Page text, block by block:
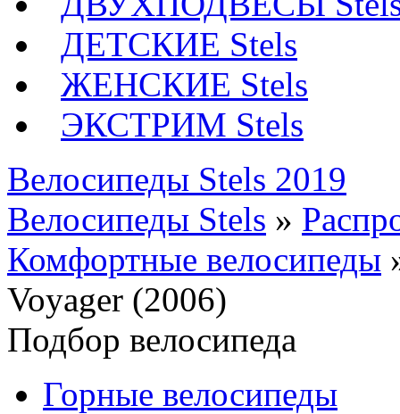
ДЕТСКИЕ Stels
ЖЕНСКИЕ Stels
ЭКСТРИМ Stels
Велосипеды Stels 2019
Велосипеды Stels »
Комфортные велосипеды
Voyager (2006)
Подбор велосипеда
Горные велосипеды